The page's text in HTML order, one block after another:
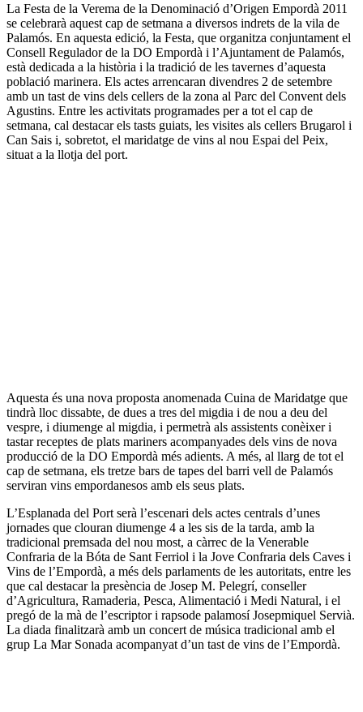
La Festa de la Verema de la Denominació d’Origen Empordà 2011
se celebrarà aquest cap de setmana a diversos indrets de la vila de
Palamós. En aquesta edició, la Festa, que organitza conjuntament el
Consell Regulador de la DO Empordà i l’Ajuntament de Palamós,
està dedicada a la història i la tradició de les tavernes d’aquesta
població marinera. Els actes arrencaran divendres 2 de setembre
amb un tast de vins dels cellers de la zona al Parc del Convent dels
Agustins. Entre les activitats programades per a tot el cap de
setmana, cal destacar els tasts guiats, les visites als cellers Brugarol i
Can Sais i, sobretot, el maridatge de vins al nou Espai del Peix,
situat a la llotja del port.
Aquesta és una nova proposta anomenada Cuina de Maridatge que
tindrà lloc dissabte, de dues a tres del migdia i de nou a deu del
vespre, i diumenge al migdia, i permetrà als assistents conèixer i
tastar receptes de plats mariners acompanyades dels vins de nova
producció de la DO Empordà més adients. A més, al llarg de tot el
cap de setmana, els tretze bars de tapes del barri vell de Palamós
serviran vins empordanesos amb els seus plats.
L’Esplanada del Port serà l’escenari dels actes centrals d’unes
jornades que clouran diumenge 4 a les sis de la tarda, amb la
tradicional premsada del nou most, a càrrec de la Venerable
Confraria de la Bóta de Sant Ferriol i la Jove Confraria dels Caves i
Vins de l’Empordà, a més dels parlaments de les autoritats, entre les
que cal destacar la presència de Josep M. Pelegrí, conseller
d’Agricultura, Ramaderia, Pesca, Alimentació i Medi Natural, i el
pregó de la mà de l’escriptor i rapsode palamosí Josepmiquel Servià.
La diada finalitzarà amb un concert de música tradicional amb el
grup La Mar Sonada acompanyat d’un tast de vins de l’Empordà.